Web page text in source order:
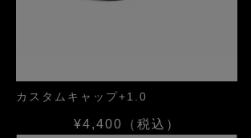
カスタムキャップ+1.0
¥4,400 （税込）